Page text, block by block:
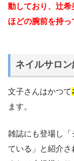
動しており、辻
ほどの腕前を持っ
ネイルサロ
文子さんはかつて
ます。
雑誌にも登場し「
ている」と紹介さ